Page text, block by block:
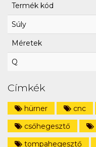
Termék kód
Súly
Méretek
Q
Címkék
hürner cnc
csőhegesztő
tompahegesztő